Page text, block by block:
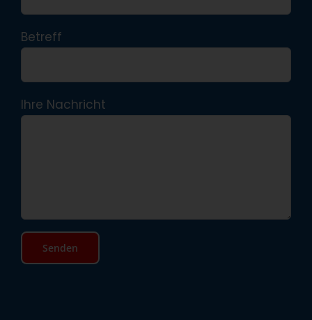
Betreff
Ihre Nachricht